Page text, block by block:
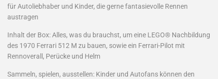
für Autoliebhaber und Kinder, die gerne fantasievolle Rennen
austragen
Inhalt der Box: Alles, was du brauchst, um eine LEGO® Nachbildung
des 1970 Ferrari 512 M zu bauen, sowie ein Ferrari-Pilot mit
Rennoverall, Perücke und Helm
Sammeln, spielen, ausstellen: Kinder und Autofans können den